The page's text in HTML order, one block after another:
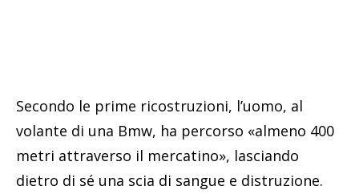
Secondo le prime ricostruzioni, l’uomo, al
volante di una Bmw, ha percorso «almeno 400
metri attraverso il mercatino», lasciando
dietro di sé una scia di sangue e distruzione.